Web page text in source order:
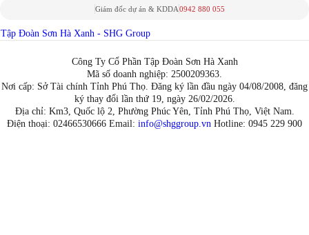
Giám đốc dự án & KDDA0942 880 055
Tập Đoàn Sơn Hà Xanh - SHG Group
Công Ty Cổ Phần Tập Đoàn Sơn Hà Xanh
Mã số doanh nghiệp: 2500209363.
Nơi cấp: Sở Tài chính Tỉnh Phú Thọ. Đăng ký lần đầu ngày 04/08/2008, đăng
ký thay đổi lần thứ 19, ngày 26/02/2026.
Địa chỉ: Km3, Quốc lộ 2, Phường Phúc Yên, Tỉnh Phú Thọ, Việt Nam.
Điện thoại: 02466530666 Email: info@shggroup.vn Hotline: 0945 229 900